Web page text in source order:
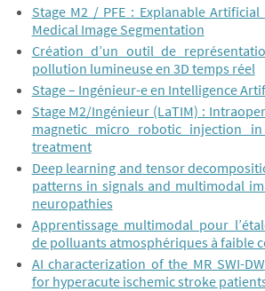
Stage M2 / PFE : Explanable
Medical Image Segmentation
Création d’un outil de
pollution lumineuse en 3D temps réel
Stage – Ingénieur-e en Intelligence
Stage M2/Ingénieur (LaTIM) :
magnetic micro robotic injection
treatment
Deep learning and tensor
patterns in signals and multimodal
neuropathies
Apprentissage multimodal pour
de polluants atmosphériques à faible
AI characterization of the MR SWI-
for hyperacute ischemic stroke